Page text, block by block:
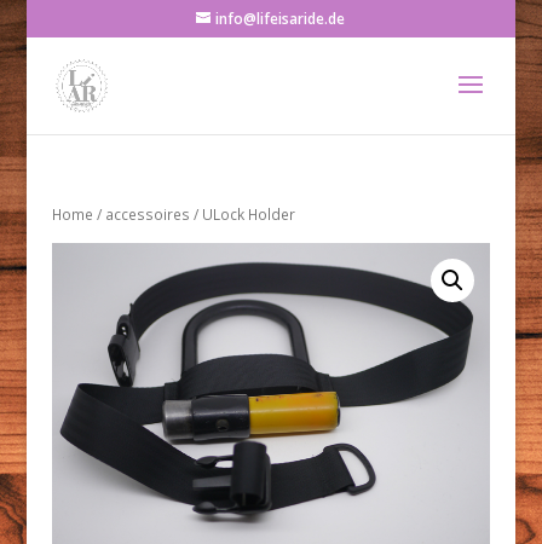
info@lifeisaride.de
Home / accessoires / ULock Holder